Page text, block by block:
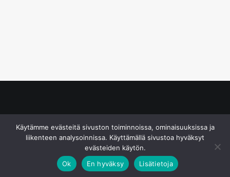
Käytämme evästeitä sivuston toiminnoissa, ominaisuuksissa ja
liikenteen analysoinnissa. Käyttämällä sivustoa hyväksyt
evästeiden käytön.
Ok
En hyväksy Lisätietoja